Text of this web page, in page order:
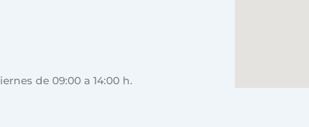
de 09:00 a 14:00 h.